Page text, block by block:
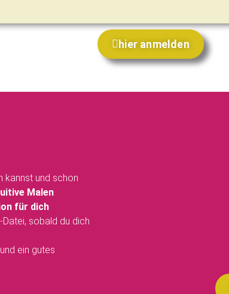
hier anmelden
kannst und schon
Malen
für dich
sobald du dich
ein gutes